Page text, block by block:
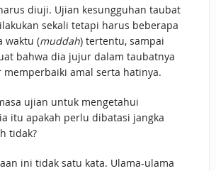
diuji. Ujian kesungguhan taubat
sekali tetapi harus beberapa
waktu (muddah) tertentu, sampai
bahwa dia jujur dalam taubatnya
amal serta hatinya.
ujian untuk mengetahui
itu apakah perlu dibatasi jangka
tidak?
ini tidak satu kata. Ulama-ulama